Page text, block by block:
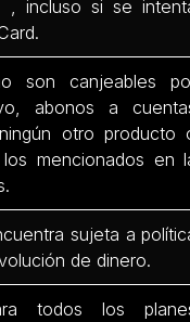
, incluso si se
son canjeables
abonos a
otro producto
mencionados en
sujeta a
de dinero.
todos los